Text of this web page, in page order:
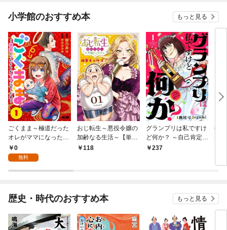
小学館のおすすめ本 もっと見る
ごくまま～極道だった
オレがママになった話
～【単話】（１）
0
無料
おじ転生～悪役令嬢の
加齢なる生活～【単
話】（１）
118
グランプリは私ですけ
ど何か？ ～自己肯定モ
ンスターのミスコン無
237
後
は
歴史・時代のおすすめ本 もっと見る